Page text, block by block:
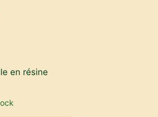
en résine